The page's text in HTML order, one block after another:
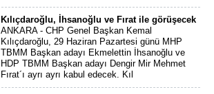
Kılıçdaroğlu, İhsanoğlu ve Fırat ile görüşecek
ANKARA - CHP Genel Başkan Kemal
Kılıçdaroğlu, 29 Haziran Pazartesi günü MHP
TBMM Başkan adayı Ekmelettin İhsanoğlu ve
HDP TBMM Başkan adayı Dengir Mir Mehmet
Fırat´ı ayrı ayrı kabul edecek. Kıl